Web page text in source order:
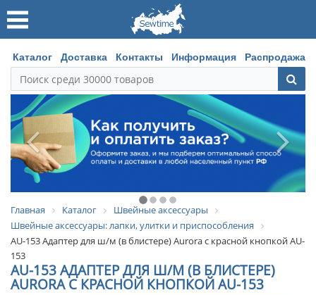
Каталог Доставка Контакты Информация Распродажа
Главная Каталог
Швейные аксессуары
Швейные аксессуары: лапки, улитки и приспособления
AU-153 Адаптер для ш/м (в блистере) Aurora с красной кнопкой AU-
153
AU-153 АДАПТЕР ДЛЯ Ш/М (В БЛИСТЕРЕ)
AURORA С КРАСНОЙ КНОПКОЙ AU-153